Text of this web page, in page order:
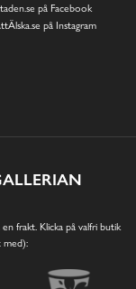
på Facebook
på Instagram
frakt. Klicka på valfri butik
med):